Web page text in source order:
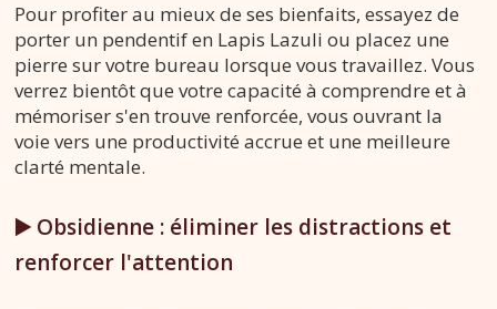
Pour profiter au mieux de ses bienfaits, essayez de
porter un pendentif en Lapis Lazuli ou placez une
pierre sur votre bureau lorsque vous travaillez. Vous
verrez bientôt que votre capacité à comprendre et à
mémoriser s'en trouve renforcée, vous ouvrant la
voie vers une productivité accrue et une meilleure
clarté mentale.
▶️ Obsidienne : éliminer les distractions et
renforcer l'attention